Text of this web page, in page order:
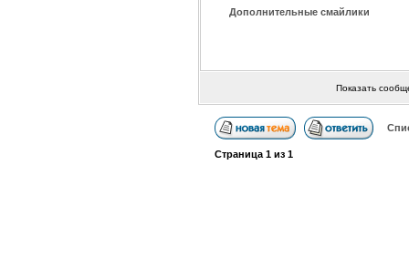
Дополнительные смайлики
Показать
Страница 1из 1